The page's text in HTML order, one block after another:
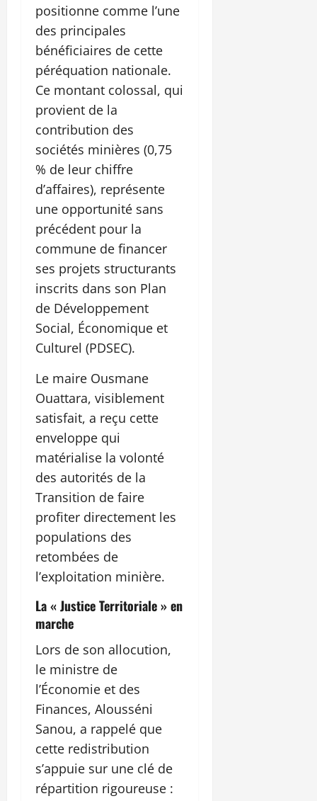
positionne comme l’une
des principales
bénéficiaires de cette
péréquation nationale.
Ce montant colossal, qui
provient de la
contribution des
sociétés minières (0,75
% de leur chiffre
d’affaires), représente
une opportunité sans
précédent pour la
commune de financer
ses projets structurants
inscrits dans son Plan
de Développement
Social, Économique et
Culturel (PDSEC).
Le maire Ousmane
Ouattara, visiblement
satisfait, a reçu cette
enveloppe qui
matérialise la volonté
des autorités de la
Transition de faire
profiter directement les
populations des
retombées de
l’exploitation minière.
La « Justice Territoriale » en
marche
Lors de son allocution,
le ministre de
l’Économie et des
Finances, Alousséni
Sanou, a rappelé que
cette redistribution
s’appuie sur une clé de
répartition rigoureuse :